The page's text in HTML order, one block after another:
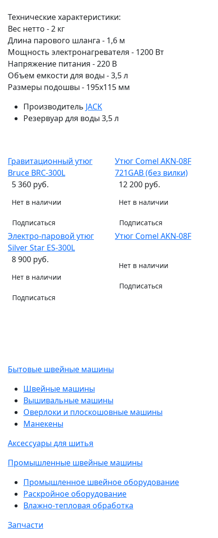
Технические характеристики:
Вес нетто - 2 кг
Длина парового шланга - 1,6 м
Мощность электронагревателя - 1200 Вт
Напряжение питания - 220 В
Объем емкости для воды - 3,5 л
Размеры подошвы - 195х115 мм
Производитель JACK
Резервуар для воды 3,5 л
Гравитационный утюг
Bruce BRC-300L
5 360 руб.
Нет в наличии
Подписаться
Утюг Comel AKN-08F
721GAB (без вилки)
12 200 руб.
Нет в наличии
Подписаться
Электро-паровой утюг
Silver Star ES-300L
8 900 руб.
Нет в наличии
Подписаться
Утюг Comel AKN-08F
Нет в наличии
Подписаться
Бытовые швейные машины
Швейные машины
Вышивальные машины
Оверлоки и плоскошовные машины
Манекены
Аксессуары для шитья
Промышленные швейные машины
Промышленное швейное оборудование
Раскройное оборудование
Влажно-тепловая обработка
Запчасти